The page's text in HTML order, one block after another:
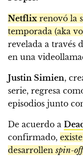
Netflixrenovó la
temporada (aka
revelada a través
en una
Justin Simien,
serie, regresa
episodios junto
De acuerdo a
confirmado,
desarrollenspin-